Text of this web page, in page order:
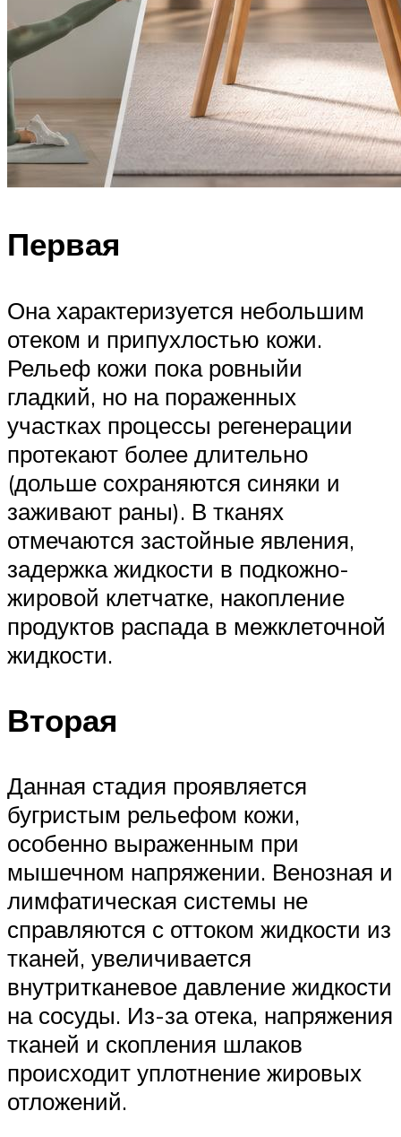
Первая
Она характеризуется небольшим
отеком и припухлостью кожи.
Рельеф кожи пока ровныйи
гладкий, но на пораженных
участках процессы регенерации
протекают более длительно
(дольше сохраняются синяки и
заживают раны). В тканях
отмечаются застойные явления,
задержка жидкости в подкожно-
жировой клетчатке, накопление
продуктов распада в межклеточной
жидкости.
Вторая
Данная стадия проявляется
бугристым рельефом кожи,
особенно выраженным при
мышечном напряжении. Венозная и
лимфатическая системы не
справляются с оттоком жидкости из
тканей, увеличивается
внутритканевое давление жидкости
на сосуды. Из-за отека, напряжения
тканей и скопления шлаков
происходит уплотнение жировых
отложений.